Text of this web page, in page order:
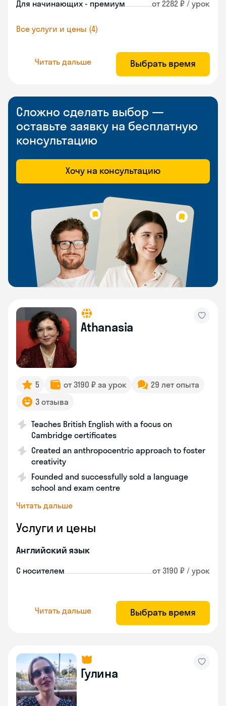
Для начинающих - премиум от 2282 ₽ / урок
Все услуги и цены (4)
Читать дальше Выбрать время
Сложно сделать выбор —
оставьте заявку на бесплатную
консультацию
Хочу на консультацию
Athanasia
5 от 3190 ₽ за урок
29 лет опыта
3 отзыва
Teaches British English with a focus on
Cambridge certificates
Created an anthropocentric approach to foster
creativity
Founded and successfully sold a language
school and exam centre
Читать дальше
Услуги и цены
Английский язык
С носителем от 3190 ₽ / урок
Читать дальше Выбрать время
Гулина